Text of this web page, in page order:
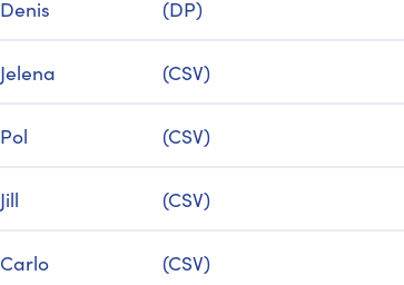
Denis (DP)
Jelena (CSV)
Pol (CSV)
Jill (CSV)
Carlo (CSV)